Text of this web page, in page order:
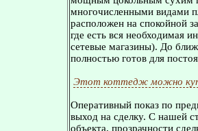
многочисленными видами
расположен на спокойной
где ecть вся необходимая
сетевые магазины). До
полностью готов для
Этот коттедж можно
Оперативный показ по
выход на сделку. С нашей
объекта, прозрачности